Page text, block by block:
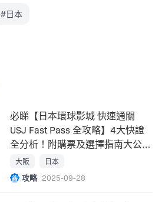
#日本
必睇【日本環球影城 快速通關
USJ Fast Pass 全攻略】4大快證
全分析！附購票及選擇指南大公
開！
大阪 日本
攻略 2025-09-28